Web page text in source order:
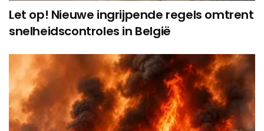
Let op! Nieuwe ingrijpende regels omtrent
snelheidscontroles in België